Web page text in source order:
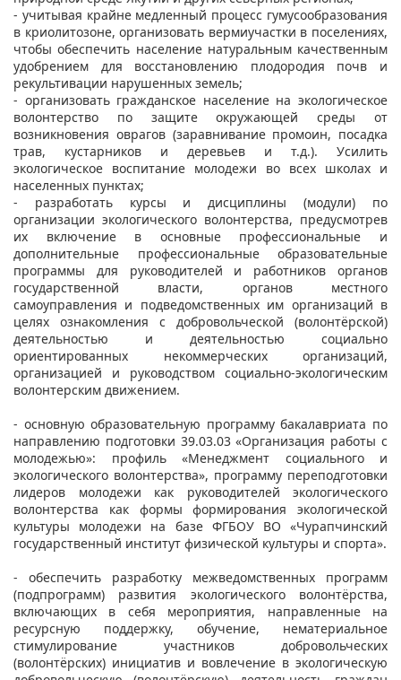
- учитывая крайне медленный процесс гумусообразования
в криолитозоне, организовать вермиучастки в поселениях,
чтобы обеспечить население натуральным качественным
удобрением для восстановлению плодородия почв и
рекультивации нарушенных земель;
- организовать гражданское население на экологическое
волонтерство по защите окружающей среды от
возникновения оврагов (заравнивание промоин, посадка
трав, кустарников и деревьев и т.д.). Усилить
экологическое воспитание молодежи во всех школах и
населенных пунктах;
- разработать курсы и дисциплины (модули) по
организации экологического волонтерства, предусмотрев
их включение в основные профессиональные и
дополнительные профессиональные образовательные
программы для руководителей и работников органов
государственной власти, органов местного
самоуправления и подведомственных им организаций в
целях ознакомления с добровольческой (волонтёрской)
деятельностью и деятельностью социально
ориентированных некоммерческих организаций,
организацией и руководством социально-экологическим
волонтерским движением.
- основную образовательную программу бакалавриата по
направлению подготовки 39.03.03 «Организация работы с
молодежью»: профиль «Менеджмент социального и
экологического волонтерства», программу переподготовки
лидеров молодежи как руководителей экологического
волонтерства как формы формирования экологической
культуры молодежи на базе ФГБОУ ВО «Чурапчинский
государственный институт физической культуры и спорта».
- обеспечить разработку межведомственных программ
(подпрограмм) развития экологического волонтёрства,
включающих в себя мероприятия, направленные на
ресурсную поддержку, обучение, нематериальное
стимулирование участников добровольческих
(волонтёрских) инициатив и вовлечение в экологическую